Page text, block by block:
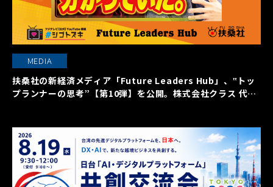
MEDIA
扶桑社の新経済メディア「Future Leaders Hub」、‟トッ
プランナーの思考”【第10弾】を公開。株式会社クラス 代表